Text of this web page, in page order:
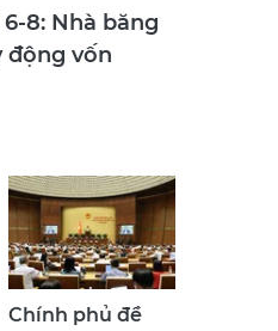
6-8: Nhà băng
động vốn